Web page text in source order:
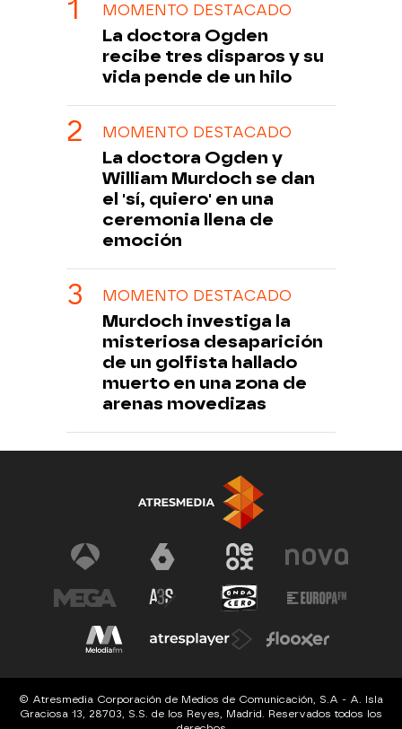
MOMENTO DESTACADO
La doctora Ogden
recibe tres disparos y su
vida pende de un hilo
MOMENTO DESTACADO
La doctora Ogden y
William Murdoch se dan
el 'sí, quiero' en una
ceremonia llena de
emoción
MOMENTO DESTACADO
Murdoch investiga la
misteriosa desaparición
de un golfista hallado
muerto en una zona de
arenas movedizas
© Atresmedia Corporación de Medios de Comunicación, S.A - A. Isla
Graciosa 13, 28703, S.S. de los Reyes, Madrid. Reservados todos los